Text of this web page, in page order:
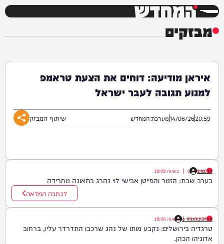
המחדש
מבזקים
איראן מודיעה: דוחים את הצעת טראמפ
למנוע תגובה לעבר ישראל
20:59
14/06/26מערכת המחדש שיתוף המבזק
דוד חדד
07/08/26
| בשעה 19:09
בערב שבת: הזמר והפייטן אבישי לוי נהרג בתאונה מחרידה
לכתבה המלאה
מערכת המחדש
07/08/26
| בשעה 18:00
טרגדיה בירושלים: נקבע מותו של נהג שרכבו התדרדר עליו, ברחוב
אדוניהו הכהן.